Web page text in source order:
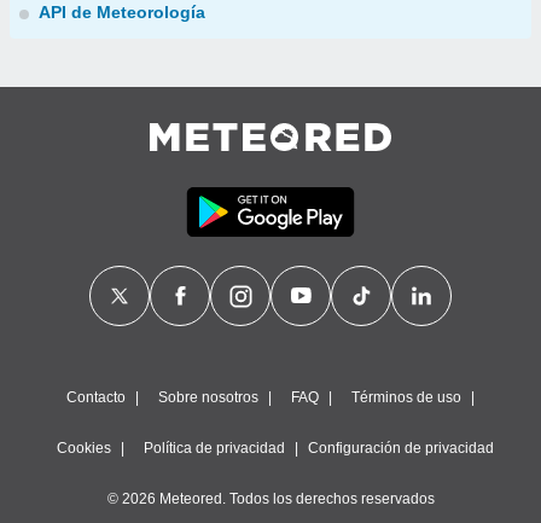
API de Meteorología
Contacto Sobre nosotros FAQ Términos de uso
Cookies Política de privacidad Configuración de privacidad
© 2026 Meteored. Todos los derechos reservados